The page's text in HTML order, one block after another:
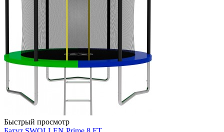
Быстрый просмотр